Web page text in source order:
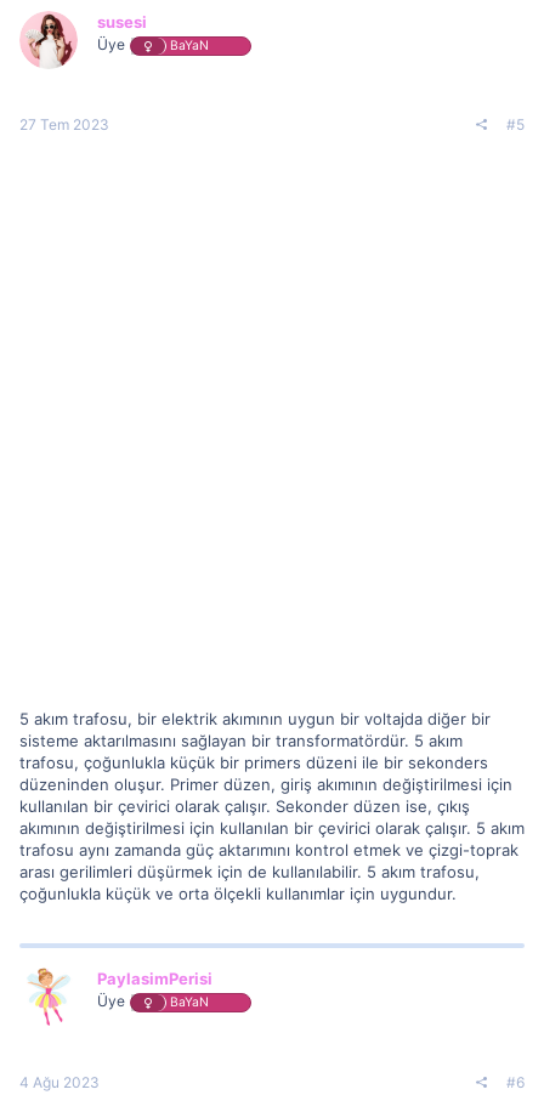
susesi
Üye BaYaN
27 Tem 2023 #5
5 akım trafosu, bir elektrik akımının uygun bir voltajda diğer bir
sisteme aktarılmasını sağlayan bir transformatördür. 5 akım
trafosu, çoğunlukla küçük bir primers düzeni ile bir sekonders
düzeninden oluşur. Primer düzen, giriş akımının değiştirilmesi için
kullanılan bir çevirici olarak çalışır. Sekonder düzen ise, çıkış
akımının değiştirilmesi için kullanılan bir çevirici olarak çalışır. 5 akım
trafosu aynı zamanda güç aktarımını kontrol etmek ve çizgi-toprak
arası gerilimleri düşürmek için de kullanılabilir. 5 akım trafosu,
çoğunlukla küçük ve orta ölçekli kullanımlar için uygundur.
PaylasimPerisi
Üye BaYaN
4 Ağu 2023 #6